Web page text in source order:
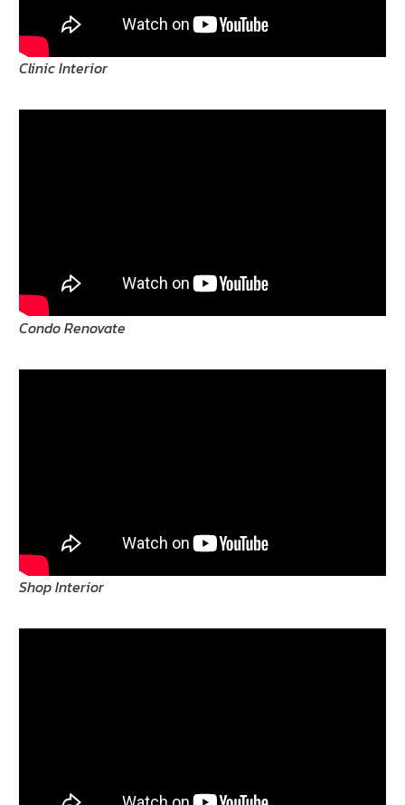
Clinic Interior
Condo Renovate
Shop Interior